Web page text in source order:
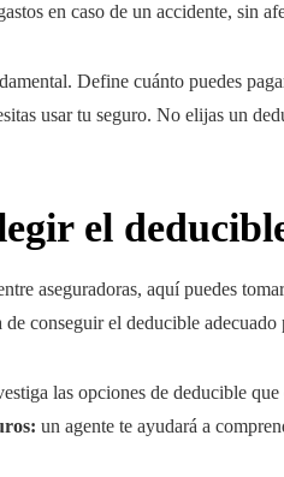
en caso de un accidente, sin
Define cuánto puedes
usar tu seguro. No elijas un
el
aseguradoras, aquí puedes
de conseguir el deducible
las opciones de deducible
un agente te ayudará a